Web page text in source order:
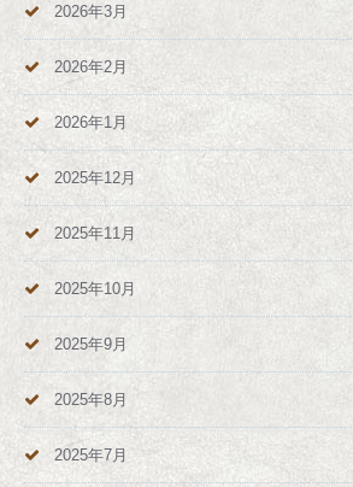
2026年3月
2026年2月
2026年1月
2025年12月
2025年11月
2025年10月
2025年9月
2025年8月
2025年7月